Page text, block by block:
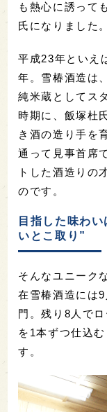
も熱心に誘って
氏になりました
平成23年といえ
年。雪椿酒造は
純米蔵としてス
時期に、飯塚杜
き酒の造り手を
通って見事首席
トした酒造りの
のです。
目指した味わ
いとこ取り”
そんなユニーク
在雪椿酒造には
門。残り8人で
を1本ずつ仕込
す。